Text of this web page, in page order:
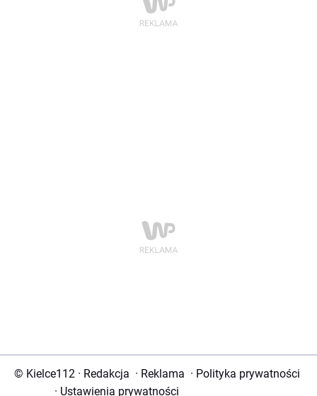
© Kielce112 · Redakcja · Reklama · Polityka prywatności
· Ustawienia prywatności